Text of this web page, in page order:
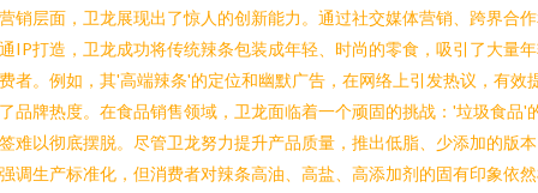
销层面，卫龙展现出了惊人的创新能力。通过社交媒体营销、跨界合
IP打造，卫龙成功将传统辣条包装成年轻、时尚的零食，吸引了大量
者。例如，其'高端辣条'的定位和幽默广告，在网络上引发热议，有效
品牌热度。在食品销售领域，卫龙面临着一个顽固的挑战：'垃圾食品'
难以彻底摆脱。尽管卫龙努力提升产品质量，推出低脂、少添加的版
调生产标准化，但消费者对辣条高油、高盐、高添加剂的固有印象依